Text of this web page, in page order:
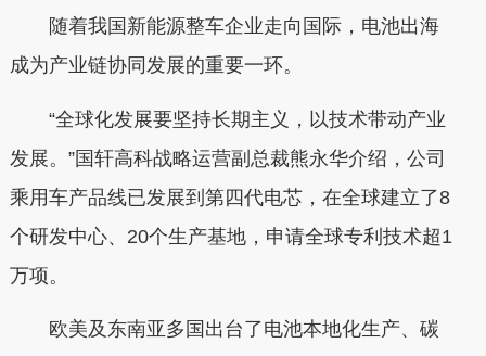
随着我国新能源整车企业走向国际，电池出海
成为产业链协同发展的重要一环。
“全球化发展要坚持长期主义，以技术带动产业
发展。”国轩高科战略运营副总裁熊永华介绍，公司
乘用车产品线已发展到第四代电芯，在全球建立了8
个研发中心、20个生产基地，申请全球专利技术超1
万项。
欧美及东南亚多国出台了电池本地化生产、碳